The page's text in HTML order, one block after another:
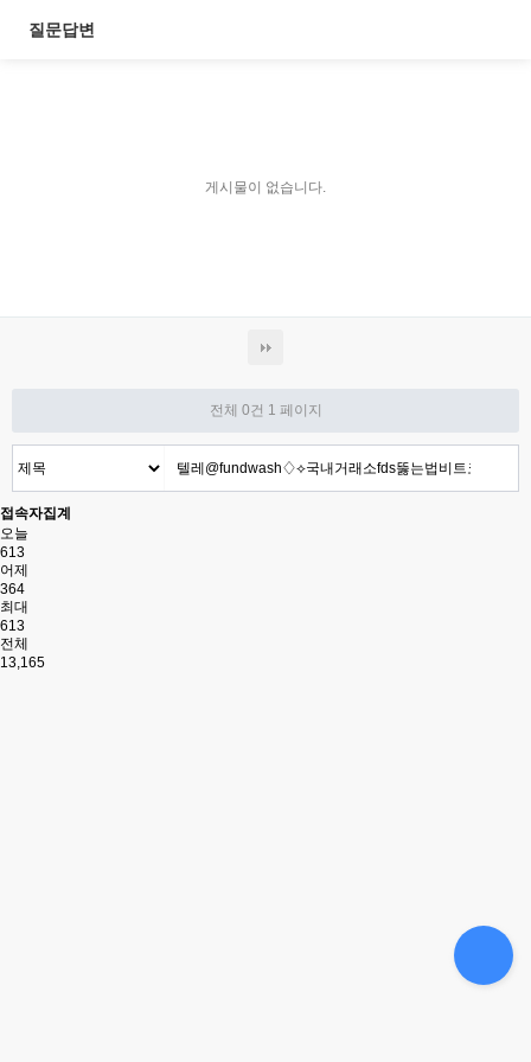
질문답변
게시물이 없습니다.
전체 0건 1 페이지
접속자집계
오늘
613
어제
364
최대
613
전체
13,165